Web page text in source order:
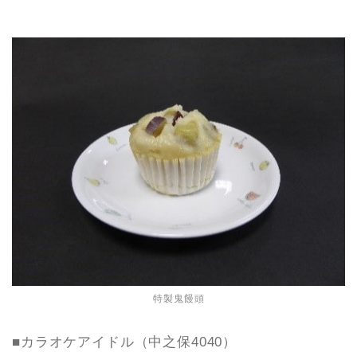
特製鬼饅頭
■カラオケアイドル（中之保4040）